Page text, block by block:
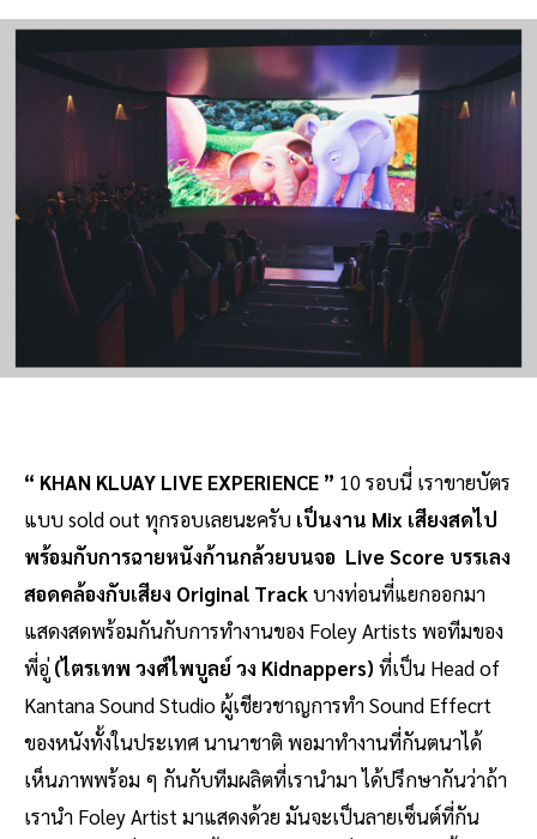
“ KHAN KLUAY LIVE EXPERIENCE ” 10 รอบนี่ เราขายบัตร
แบบ sold out ทุกรอบเลยนะครับ เป็นงาน Mix เสียงสดไป
พร้อมกับการฉายหนังก้านกล้วยบนจอ Live Score บรรเลง
สอดคล้องกับเสียง Original Trackบางท่อนที่แยกออกมา
แสดงสดพร้อมกันกับการทำงานของ Foley Artists พอทีมของ
พี่อู่(ไตรเทพ วงศ์ไพบูลย์ วง Kidnappers) ที่เป็น Head of
Kantana Sound Studio ผู้เชียวชาญการทำ Sound Effecrt
ของหนังทั้งในประเทศ นานาชาติ พอมาทำงานที่กันตนาได้
เห็นภาพพร้อม ๆ กันกับทีมผลิตที่เรานำมา ได้ปรึกษากันว่าถ้า
เรานำ Foley Artist มาแสดงด้วย มันจะเป็นลายเซ็นต์ที่กัน